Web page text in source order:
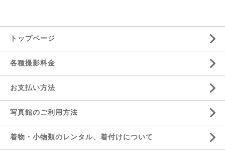
トップページ
各種撮影料金
お支払い方法
写真館のご利用方法
着物・小物類のレンタル、着付けについて